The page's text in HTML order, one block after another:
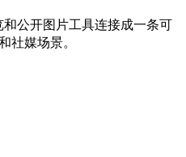
公开图片工具连接成一条可
社媒场景。